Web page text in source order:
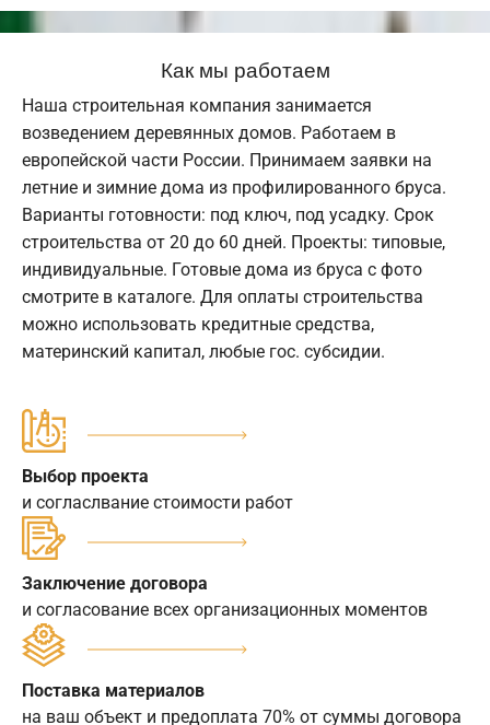
Как мы работаем
Наша строительная компания занимается
возведением деревянных домов. Работаем в
европейской части России. Принимаем заявки на
летние и зимние дома из профилированного бруса.
Варианты готовности: под ключ, под усадку. Срок
строительства от 20 до 60 дней. Проекты: типовые,
индивидуальные. Готовые дома из бруса с фото
смотрите в каталоге. Для оплаты строительства
можно использовать кредитные средства,
материнский капитал, любые гос. субсидии.
Выбор проекта
и согласлвание стоимости работ
Заключение договора
и согласование всех организационных моментов
Поставка материалов
на ваш объект и предоплата 70% от суммы договора